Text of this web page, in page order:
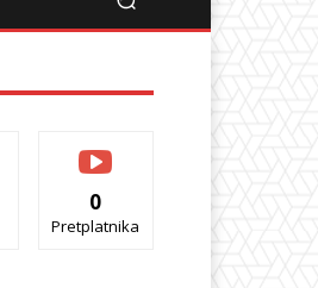
0
Pretplatnika